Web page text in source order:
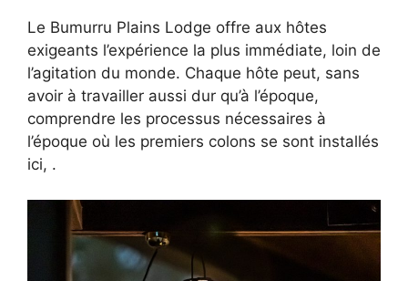
Le Bumurru Plains Lodge offre aux hôtes
exigeants l’expérience la plus immédiate, loin de
l’agitation du monde. Chaque hôte peut, sans
avoir à travailler aussi dur qu’à l’époque,
comprendre les processus nécessaires à
l’époque où les premiers colons se sont installés
ici, .